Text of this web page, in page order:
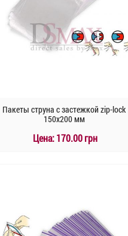
Пакеты струна с застежкой zip-lock
150х200 мм
Цена:170.00 грн